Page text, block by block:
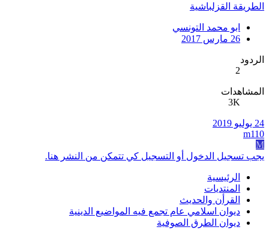
الطريقة القزلباشية
ابو محمد التونسي
26 مارس 2017
الردود
2
المشاهدات
3K
24 يوليو 2019
m110
M
يجب تسجيل الدخول أو التسجيل كي تتمكن من النشر هنا.
الرئيسية
المنتديات
القرأن والحديث
ديوان اسلامي عام تجمع فيه المواضيع الدينية
ديوان الطرق الصوفية